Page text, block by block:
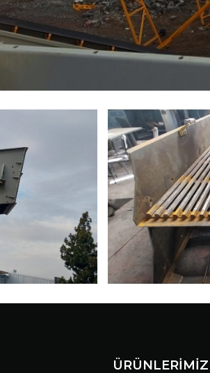
ÜRÜNLERİMİZ